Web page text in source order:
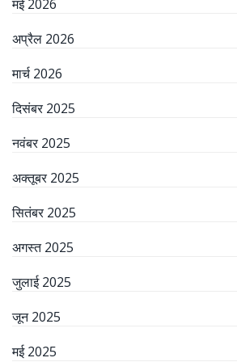
मई 2026
अप्रैल 2026
मार्च 2026
दिसंबर 2025
नवंबर 2025
अक्तूबर 2025
सितंबर 2025
अगस्त 2025
जुलाई 2025
जून 2025
मई 2025